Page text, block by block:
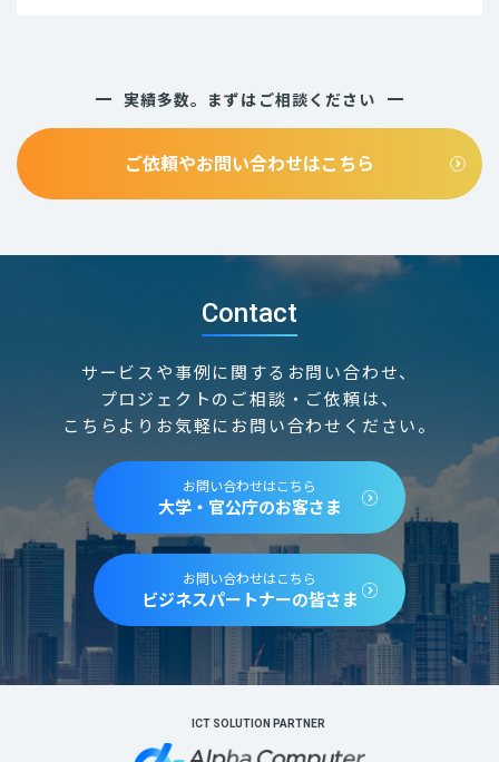
実績多数。まずはご相談ください
ご依頼やお問い合わせはこちら
Contact
サービスや事例に関するお問い合わせ、
プロジェクトのご相談・ご依頼は、
こちらよりお気軽にお問い合わせください。
お問い合わせはこちら
大学・官公庁のお客さま
お問い合わせはこちら
ビジネスパートナーの皆さま
ICT SOLUTION PARTNER